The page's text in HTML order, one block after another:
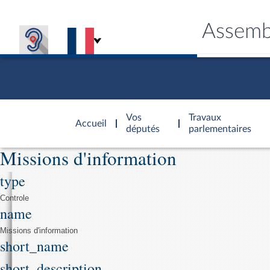
Accueil
d'accueil
Vos
députés
Travaux
parlementaires
Général
Missions d'information
type
Controle
name
Missions d'information
short_name